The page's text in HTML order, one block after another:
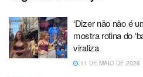
‘Dizer não não é
mostra rotina do
viraliza
11 DE MAIO DE 2026